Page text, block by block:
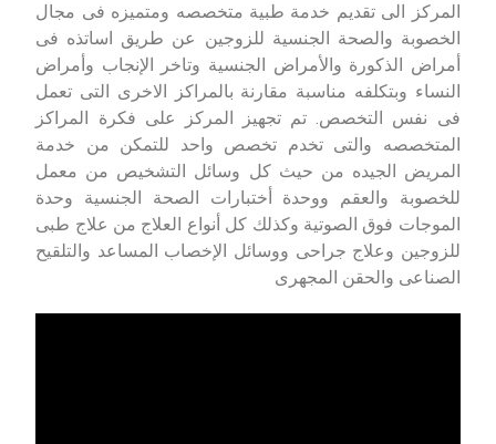
المركز الى تقديم خدمة طبية متخصصه ومتميزه فى مجال
الخصوبة والصحة الجنسية للزوجين عن طريق اساتذه فى
أمراض الذكورة والأمراض الجنسية وتاخر الإنجاب وأمراض
النساء وبتكلفه مناسبة مقارنة بالمراكز الاخرى التى تعمل
فى نفس التخصص. تم تجهيز المركز على فكرة المراكز
المتخصصه والتى تخدم تخصص واحد للتمكن من خدمة
المريض الجيده من حيث كل وسائل التشخيص من معمل
للخصوبة والعقم ووحدة أختبارات الصحة الجنسية وحدة
الموجات فوق الصوتية وكذلك كل أنواع العلاج من علاج طبى
للزوجين وعلاج جراحى ووسائل الإخصاب المساعد والتلقيح
الصناعى والحقن المجهرى